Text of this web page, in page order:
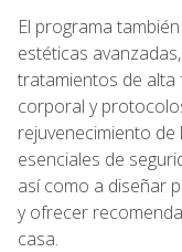
El programa
estéticas
tratamientos de
corporal y
rejuvenecimiento
esenciales de
así como a diseñar
y ofrecer
casa.